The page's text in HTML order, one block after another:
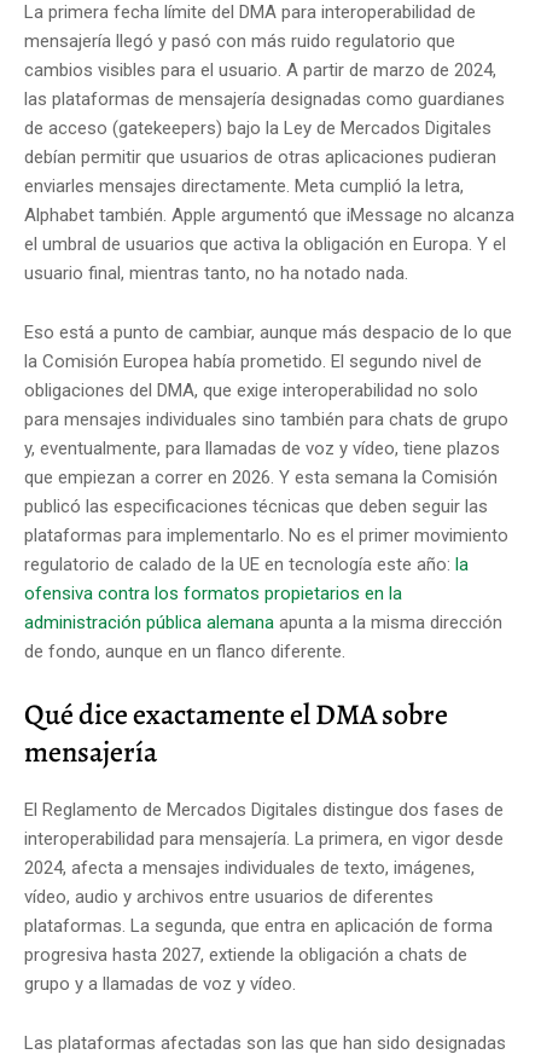
La primera fecha límite del DMA para interoperabilidad de
mensajería llegó y pasó con más ruido regulatorio que
cambios visibles para el usuario. A partir de marzo de 2024,
las plataformas de mensajería designadas como guardianes
de acceso (gatekeepers) bajo la Ley de Mercados Digitales
debían permitir que usuarios de otras aplicaciones pudieran
enviarles mensajes directamente. Meta cumplió la letra,
Alphabet también. Apple argumentó que iMessage no alcanza
el umbral de usuarios que activa la obligación en Europa. Y el
usuario final, mientras tanto, no ha notado nada.
Eso está a punto de cambiar, aunque más despacio de lo que
la Comisión Europea había prometido. El segundo nivel de
obligaciones del DMA, que exige interoperabilidad no solo
para mensajes individuales sino también para chats de grupo
y, eventualmente, para llamadas de voz y vídeo, tiene plazos
que empiezan a correr en 2026. Y esta semana la Comisión
publicó las especificaciones técnicas que deben seguir las
plataformas para implementarlo. No es el primer movimiento
regulatorio de calado de la UE en tecnología este año: la
ofensiva contra los formatos propietarios en la
administración pública alemana apunta a la misma dirección
de fondo, aunque en un flanco diferente.
Qué dice exactamente el DMA sobre
mensajería
El Reglamento de Mercados Digitales distingue dos fases de
interoperabilidad para mensajería. La primera, en vigor desde
2024, afecta a mensajes individuales de texto, imágenes,
vídeo, audio y archivos entre usuarios de diferentes
plataformas. La segunda, que entra en aplicación de forma
progresiva hasta 2027, extiende la obligación a chats de
grupo y a llamadas de voz y vídeo.
Las plataformas afectadas son las que han sido designadas